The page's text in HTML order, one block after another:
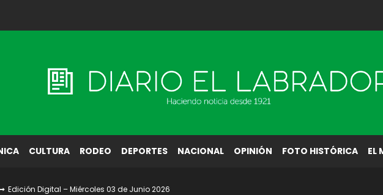
CULTURA RODEO DEPORTES NACIONAL OPINIÓN FOTO HISTÓRICA EL
Edición Digital – Miércoles 03 de Junio 2026